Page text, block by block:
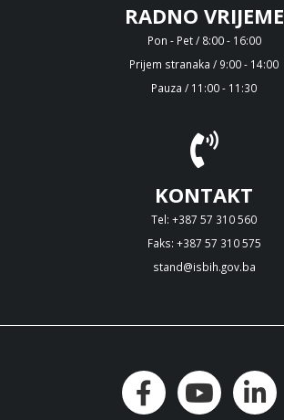
RADNO VRIJEME
Pon - Pet / 8:00 - 16:00
Prijem stranaka / 9:00 - 14:00
Pauza / 11:00 - 11:30
KONTAKT
Tel: +387 57 310 560
Faks: +387 57 310 575
stand@isbih.gov.ba